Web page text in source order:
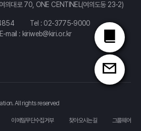
의대로 70, ONE CENTINEL(여의도동 23-2)
Tel : 02-3775-9000
E-mail : kiriweb@kiri.or.kr
All rights reserved
이메일무단수집거부 찾아오시는길 그룹웨어